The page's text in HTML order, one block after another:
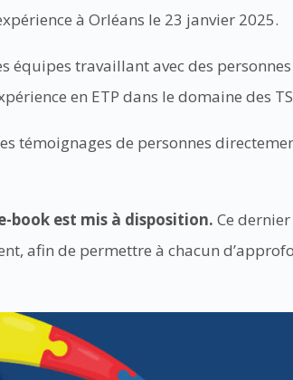
à Orléans le 23 janvier 2025.
équipes travaillant avec des personnes
en ETP dans le domaine des
témoignages de personnes
book est mis à disposition. Ce
afin de permettre à chacun